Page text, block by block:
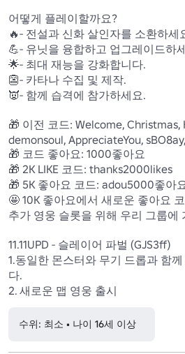
어떻게 플레이할까요?
🔥- 전설과 신화 살인자를 소환하세
💪- 유닛을 융합하고 업그레이드하
🌟- 최대 재능을 강화합니다.
👺- 카타나 수집 및 제작.
👿- 함께 습격에 참가하세요.
🎁 이전 코드: Welcome, Christmas,
demonsoul, AppreciateYou,
🎁 코드 좋아요: 1000좋아요
🎁 2K LIKE 코드: thanks2000likes
🎁 5K 좋아요 코드: adou5000좋아
🤩 10K 좋아요에서 새로운 좋아요
추가 영웅 슬롯을 위해 우리 그룹에
11.11UPD - 슬레이어 파벌 (GJS3ff)
1.동일한 몬스터와 무기 드롭과 함
다.
2. 새로운 맵 영웅 출시
수위: 최소 • 나이 16세 이상